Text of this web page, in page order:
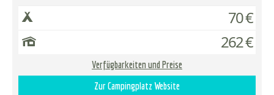
70 €
262 €
Verfügbarkeiten und Preise
Zur Campingplatz Website